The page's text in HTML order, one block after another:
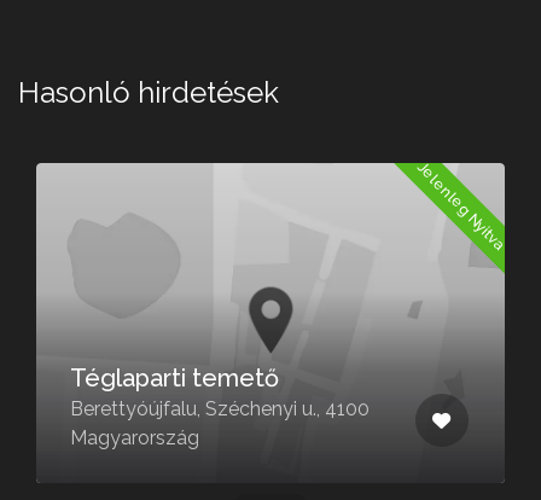
Hasonló hirdetések
Jelenleg Nyitva
Téglaparti temető
Berettyóújfalu, Széchenyi u., 4100
Magyarország